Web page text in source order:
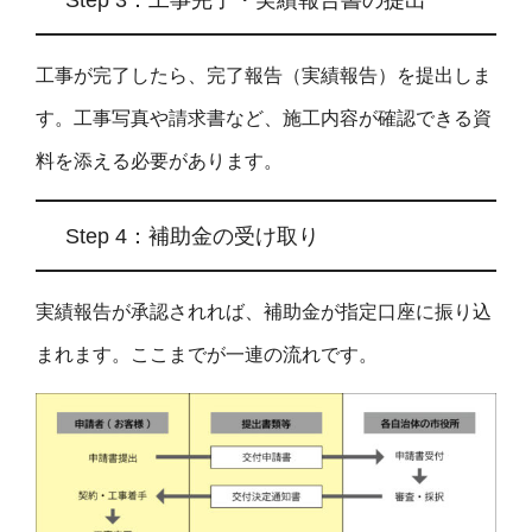
工事が完了したら、完了報告（実績報告）を提出しま
す。工事写真や請求書など、施工内容が確認できる資
料を添える必要があります。
Step 4：補助金の受け取り
実績報告が承認されれば、補助金が指定口座に振り込
まれます。ここまでが一連の流れです。